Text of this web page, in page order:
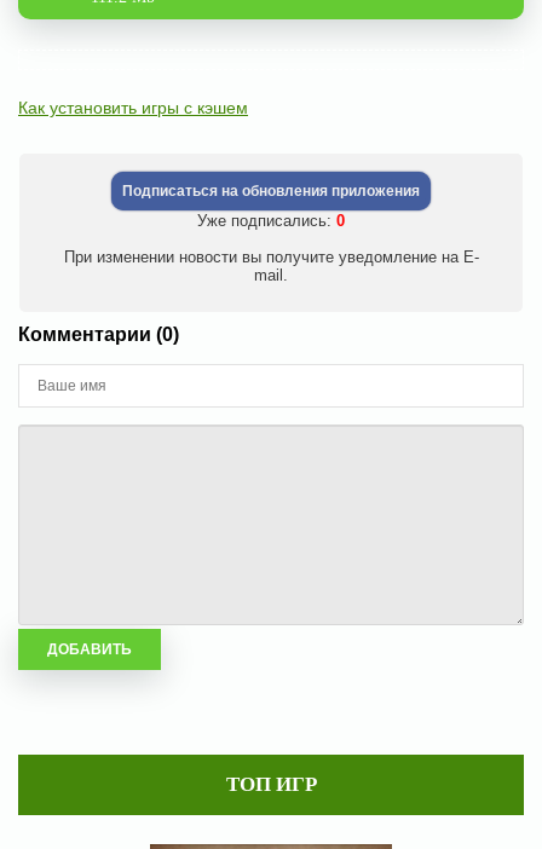
Как установить игры с кэшем
Подписаться на обновления приложения
Уже подписались: 0
При изменении новости вы получите уведомление на E-
mail.
Комментарии (0)
ТОП ИГР